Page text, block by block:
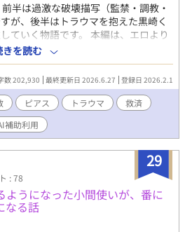
半は過激な破壊描写（監禁・調教・
が、後半はトラウマを抱えた黒崎く
ていく物語です。 本編は、エロより
が刻んだ絶望の印を、佐藤が希望の光
体と精神を徹底的に破壊された青年
び「人間」として産声を上げるまで
先に、一筋の光を紡ぐ――「魂の救
、執着溺愛な医者攻め×小悪魔魔性
トラウマ描写が強いので似た経験を
。 優しい再生シーンを大切にして書
禁止です。） （※他サイトにも投稿
きを読む
数 202,930 最終更新日 2026.6.27 登録日 2026.2.1
ピアス トラウマ
救済
補助利用
29
: 78
ようになった小間使いが、番に
なる話